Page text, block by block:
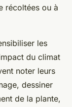
récoltées ou à
les
du climat
noter leurs
dessiner
de la plante,